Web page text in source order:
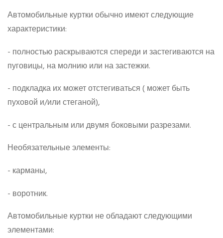
Автомобильные куртки обычно имеют следующие
характеристики:
- полностью раскрываются спереди и застегиваются на
пуговицы, на молнию или на застежки.
- подкладка их может отстегиваться ( может быть
пуховой и/или стеганой),
- с центральным или двумя боковыми разрезами.
Необязательные элементы:
- карманы,
- воротник.
Автомобильные куртки не обладают следующими
элементами: